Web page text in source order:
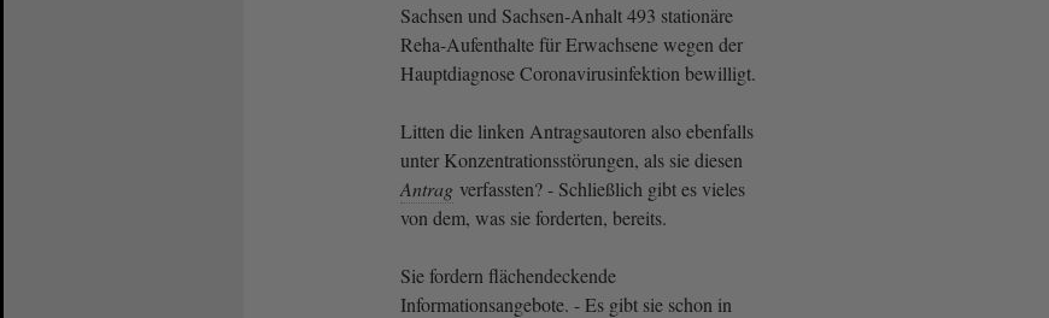
Sachsen und Sachsen-Anhalt 493 stationäre
Reha-Aufenthalte für Erwachsene wegen der
Hauptdiagnose Coronavirusinfektion bewilligt.
Litten die linken Antragsautoren also ebenfalls
unter Konzentrationsstörungen, als sie diesen
Antrag verfassten? - Schließlich gibt es vieles
von dem, was sie forderten, bereits.
Sie fordern flächendeckende
Informationsangebote. - Es gibt sie schon in